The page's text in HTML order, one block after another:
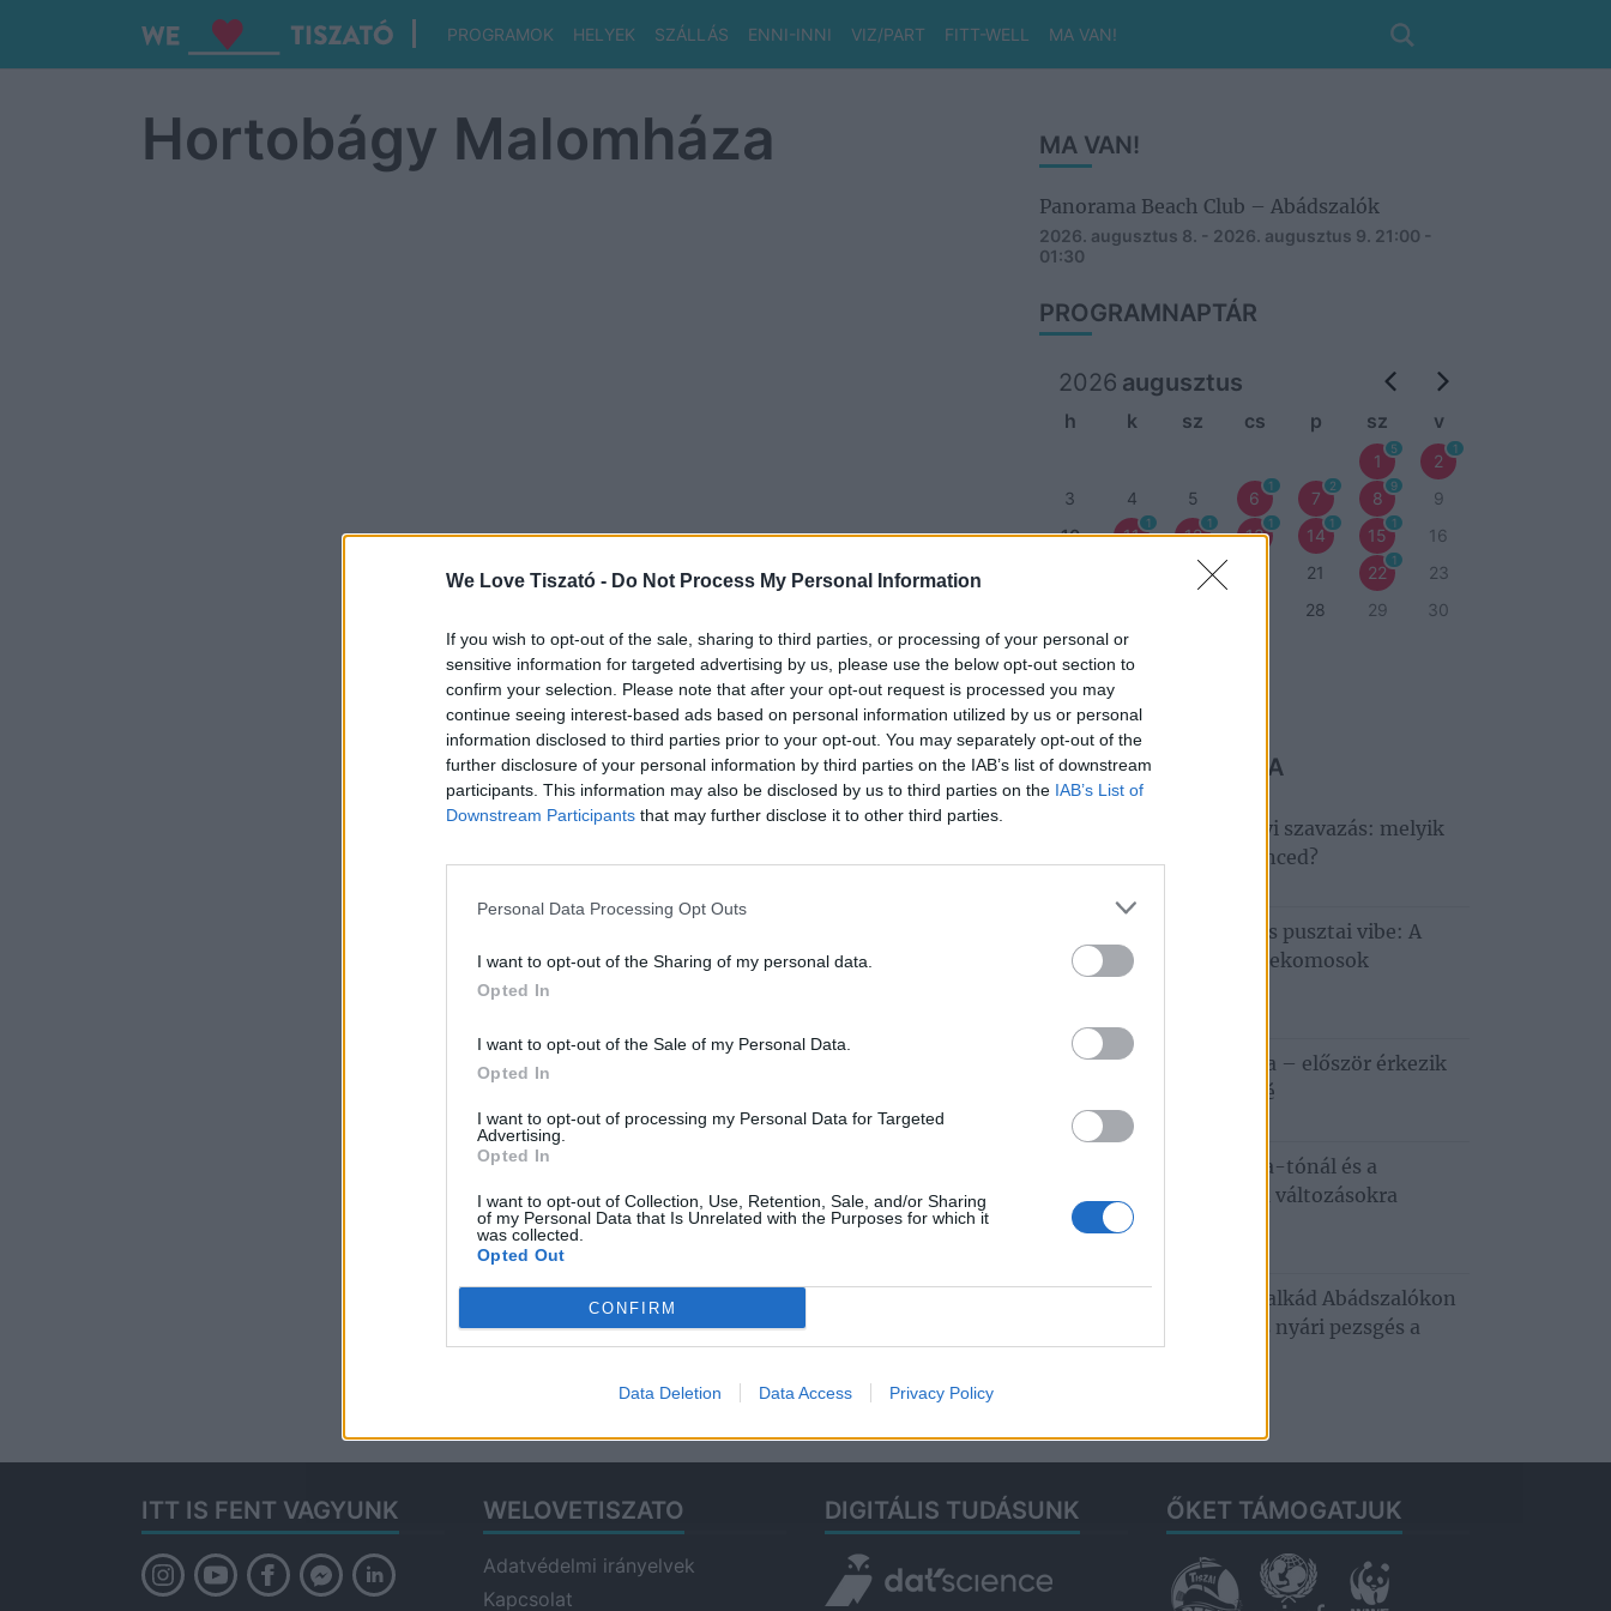
We Love Tiszató - Do Not Process My Personal Information
If you wish to opt-out of the sale, sharing to third parties, or processing of your personal or
sensitive information for targeted advertising by us, please use the below opt-out section to
confirm your selection. Please note that after your opt-out request is processed you may
continue seeing interest-based ads based on personal information utilized by us or personal
information disclosed to third parties prior to your opt-out. You may separately opt-out of the
further disclosure of your personal information by third parties on the IAB’s list of downstream
participants. This information may also be disclosed by us to third parties on the IAB’s List of
Downstream Participants that may further disclose it to other third parties.
Personal Data Processing Opt Outs
I want to opt-out of the Sharing of my personal data.
Opted In
I want to opt-out of the Sale of my Personal Data.
Opted In
I want to opt-out of processing my Personal Data for Targeted
Advertising.
Opted In
I want to opt-out of Collection, Use, Retention, Sale, and/or Sharing
of my Personal Data that Is Unrelated with the Purposes for which it
was collected.
Opted Out
CONFIRM
Data Deletion Data Access Privacy Policy
PROGRAMOK HELYEK SZÁLLÁS ENNI-INNI VIZ/PART FITT-WELL MA VAN!
Hortobágy Malomháza MA VAN!
Panorama Beach Club – Abádszalók
2026. augusztus 8. - 2026. augusztus 9. 21:00 -
01:30
PROGRAMNAPTÁR
2026 augusztus
h k sz cs p sz v
1
5
2
1
3 4 5 6
1
7
2
8
9
9
10
11
1
12
1
13
1
14
1
15
1
16
19 21 22
1
23
28 29
30
31
heti program
NE MARADJ LE RÓLA
Elindult a nagy Tisza‑tavi szavazás: melyik
vendéglátóhely a kedvenced?
Csillagles, Hiperkarma és pusztai vibe: A
Hortobágyon zárul a Telekomosok
Budapestről a Tisza-tóra – először érkezik
Tiszafüredre a Haccacáré
2026. augusztus 3.
Rendkívüli hőség a Tisza-tónál és a
Hortobágyon – ezekre a változásokra
érdemes felkészülni
Augusztusi programkavalkád Abádszalókon
– koncert, tánc, mozi és nyári pezsgés a
ITT IS FENT VAGYUNK WELOVETISZATO
Adatvédelmi irányelvek
Kapcsolat
DIGITÁLIS TUDÁSUNK ŐKET TÁMOGATJUK